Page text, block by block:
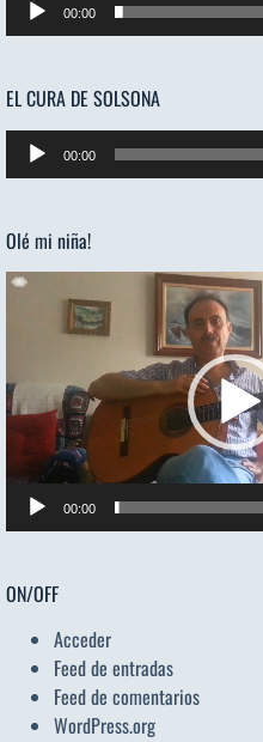
00:00
EL CURA DE SOLSONA
Reproductor
de
00:00
Olé mi niña!
Reproductor
00:00
ON/OFF
Acceder
Feed de entradas
Feed de comentarios
WordPress.org